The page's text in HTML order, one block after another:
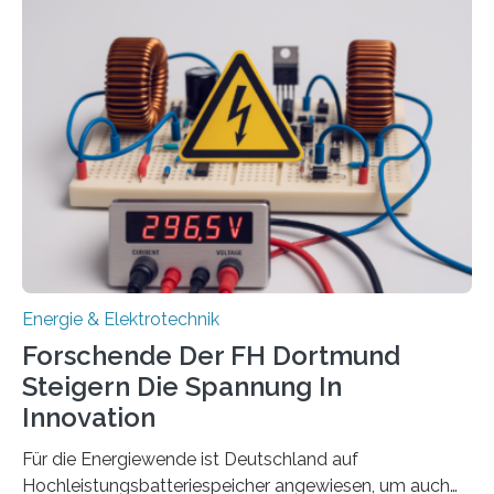
Energietechnologien werden vom Europäischen
Sozialfonds Plus (ESF+) gefördert – mit einer
Gesamtsumme von mehr als zwei Millionen Euro.
Damit zählt die Hochschule zu den großen
Gewinnerinnen der aktuellen Förderrunde des
Bayerischen Wissenschaftsministeriums. Im
Mittelpunkt steht der direkte Wissenstransfer: Neue
wissenschaftliche Erkenntnisse sollen rasch in die
Energie & Elektrotechnik
Forschende Der FH Dortmund
Steigern Die Spannung In
Innovation
Für die Energiewende ist Deutschland auf
Hochleistungsbatteriespeicher angewiesen, um auch